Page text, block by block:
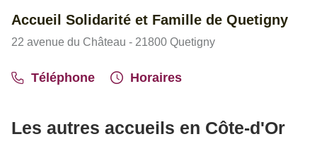
Accueil Solidarité et Famille de Quetigny
22 avenue du Château - 21800 Quetigny
Téléphone Horaires
Les autres accueils en Côte-d'Or